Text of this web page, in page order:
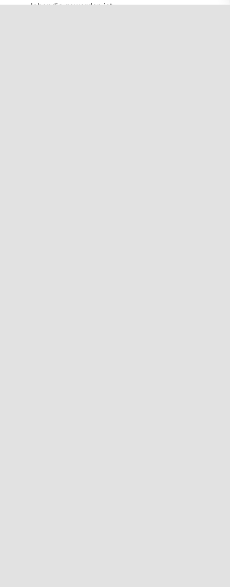
lebendig geworden ist.